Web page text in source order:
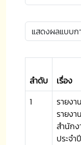
ลำดับ เรื่อง
1
รายงา
รายง
สำนัก
ประจ